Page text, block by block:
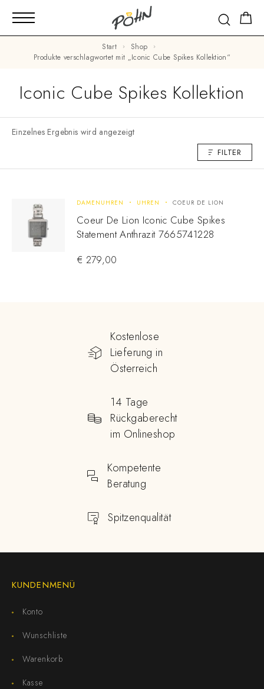
Start
Shop
Produkte verschlagwortet mit „Iconic Cube Spikes Kollektion“
Iconic Cube Spikes Kollektion
Einzelnes Ergebnis wird angezeigt
FILTER
DAMENUHREN UHREN COEUR DE LION
Coeur De Lion Iconic Cube Spikes
Statement Anthrazit 7665741228
€ 279,00
Kostenlose
Lieferung in
Österreich
14 Tage
Rückgaberecht
im Onlineshop
Kompetente
Beratung
Spitzenqualität
KUNDENMENÜ
Konto
Wunschliste
Warenkorb
Kasse